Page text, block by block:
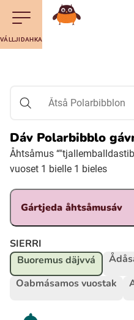
Till navigering av sidans
Till övergripande innehåll för
Julevsámegiella
Åarjelsaemiengïele
Davvisámegiella
Bidumsámegiella
VÁLLJIDAHKA
Maná álggobälláj
Åtså Polarbibblon
Dáv Polarbibblo
Åhtsåmus
vuoset 1 bielle 1 bieles
Gártjeda åhtsåmusáv
SIERRI
Buoremus däjvvá
Oabmásamos vuostak